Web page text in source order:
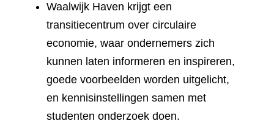
Waalwijk Haven krijgt een
transitiecentrum over circulaire
economie, waar ondernemers zich
kunnen laten informeren en inspireren,
goede voorbeelden worden uitgelicht,
en kennisinstellingen samen met
studenten onderzoek doen.